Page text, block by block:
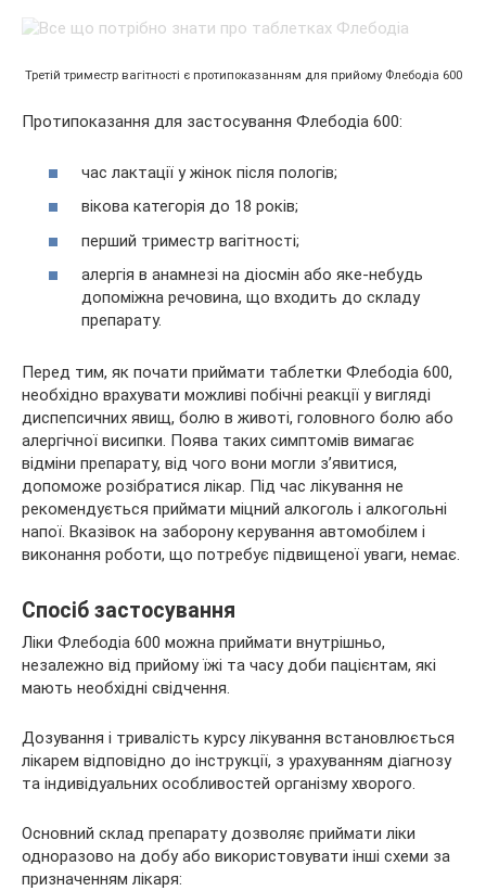
Третій триместр вагітності є протипоказанням для прийому Флебодіа 600
Протипоказання для застосування Флебодіа 600:
час лактації у жінок після пологів;
вікова категорія до 18 років;
перший триместр вагітності;
алергія в анамнезі на діосмін або яке-небудь
допоміжна речовина, що входить до складу
препарату.
Перед тим, як почати приймати таблетки Флебодіа 600,
необхідно врахувати можливі побічні реакції у вигляді
диспепсичних явищ, болю в животі, головного болю або
алергічної висипки. Поява таких симптомів вимагає
відміни препарату, від чого вони могли з’явитися,
допоможе розібратися лікар. Під час лікування не
рекомендується приймати міцний алкоголь і алкогольні
напої. Вказівок на заборону керування автомобілем і
виконання роботи, що потребує підвищеної уваги, немає.
Спосіб застосування
Ліки Флебодіа 600 можна приймати внутрішньо,
незалежно від прийому їжі та часу доби пацієнтам, які
мають необхідні свідчення.
Дозування і тривалість курсу лікування встановлюється
лікарем відповідно до інструкції, з урахуванням діагнозу
та індивідуальних особливостей організму хворого.
Основний склад препарату дозволяє приймати ліки
одноразово на добу або використовувати інші схеми за
призначенням лікаря: